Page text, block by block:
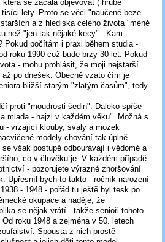
se začala objevovat ( hrubě
tisíci lety. Proto se věci "naučené beze
a z hlediska celého života "méně
než "jen tak nějaké kecy".- Kam
Pokud počítám i praxi během studia -
roku 1990 což bude brzy 30 let. Pokud
- mohu prohlásit, že moji nejstarší
po dnešek. Obecně vzato čím je
bližší starým "zlatým časům", tedy
proti "moudrosti šedin". Daleko spíše
mlada - hajzl v každém věku". Možná s
- vrzající klouby, svaly a mozek
modely chování tak úplně
však postupě odbourávají i vědomé a
co v člověku je. V každém případě
- pozorujete výrazné zhoršování
Upřesníl bych to takto - ročník narození
- 1948 - pořád tu ještě byl tesk po
okupace a naděje, že
se nějak vrátí - takže senioři tohoto
roku 1948 a zejména v 50. letech
Spousta z nich prostě